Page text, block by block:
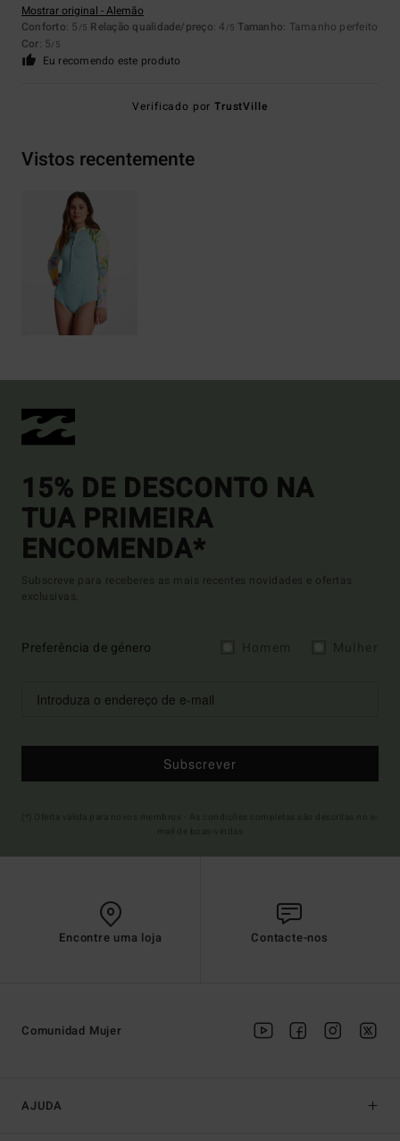
Mostrar original - Alemão
Conforto: 5 /5 Relação qualidade/preço: 4 /5 Tamanho: Tamanho perfeito
Cor: 5/5
Eu recomendo este produto
Verificado porTrustVille
Vistos recentemente
15% DE DESCONTO NA
TUA PRIMEIRA
ENCOMENDA*
Subscreve para receberes as mais recentes novidades e ofertas
exclusivas.
Preferência de género
Subscrever
Encontre uma loja Contacte-nos
AJUDA
Comunidad Mujer